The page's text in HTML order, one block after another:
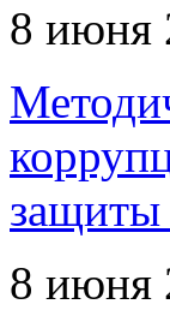
8 июня
защиты
8 июня